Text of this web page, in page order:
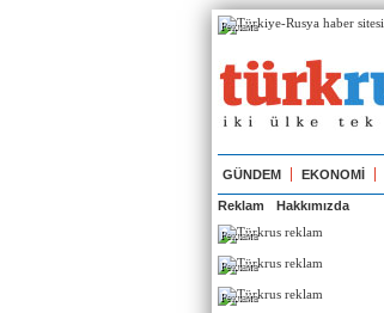
Реклама
GÜNDEM EKONOMİ
Reklam Hakkımızda
Реклама
Реклама
Реклама